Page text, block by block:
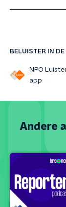
BELUISTER IN DE
NPO
app
Andere